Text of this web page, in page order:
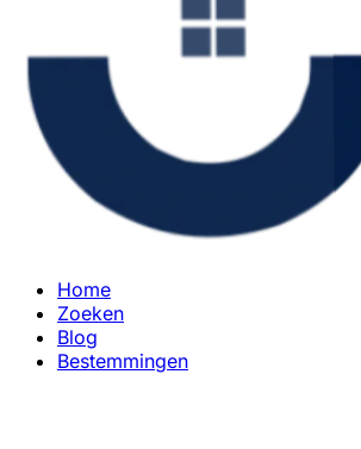
Home
Zoeken
Blog
Bestemmingen